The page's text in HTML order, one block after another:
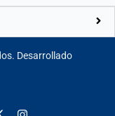
Desarrollado
Instagram